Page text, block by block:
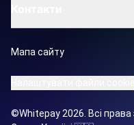
Мапа сайту
©Whitepay 2026. Всі права